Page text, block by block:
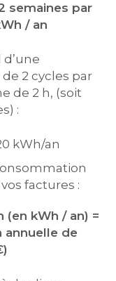
semaines par
/ an
de 2 cycles par
de 2 h, (soit
:
kWh/an
factures :
(en kWh / an) =
annuelle de